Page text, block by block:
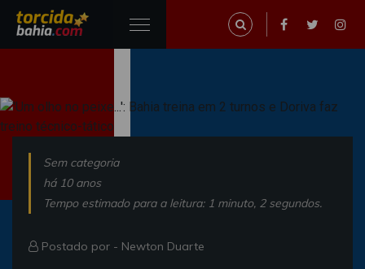
Sem categoria
há 10 anos
Tempo estimado para a leitura: 1 minuto, 2 segundos.
Postado por - Newton Duarte